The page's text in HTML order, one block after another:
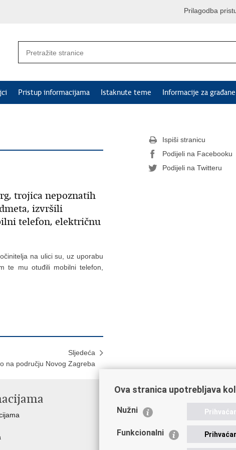
Prilagodba
Pristup informacijama Istaknute teme Informacije za građane
trojica nepoznatih
izvršili
telefon, električnu
na ulici su, uz uporabu
te mu otuđili mobilni telefon,
Sljedeća
na području Novog Zagreba
Ispiši stranicu
Podijeli na Facebooku
Podijeli na Twitteru
Važne poveznice
Ministarstvo unutarnjih poslova
Udruge
Ova stranica upotrebljava
Nužni
Funkcionalni